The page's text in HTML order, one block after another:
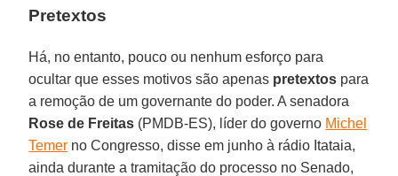
Pretextos
Há, no entanto, pouco ou nenhum esforço para
ocultar que esses motivos são apenas pretextos para
a remoção de um governante do poder. A senadora
Rose de Freitas (PMDB-ES), líder do governo Michel
Temer no Congresso, disse em junho à rádio Itataia,
ainda durante a tramitação do processo no Senado,